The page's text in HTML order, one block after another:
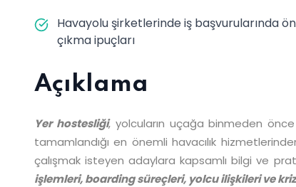
Havayolu şirketlerinde iş başvurularında
çıkma ipuçları
Açıklama
Yer hostesliği, yolcuların uçağa binmeden önce
tamamlandığı en önemli havacılık
çalışmak isteyen adaylara kapsamlı bilgi ve
işlemleri, boarding süreçleri, yolcu ilişkileri ve